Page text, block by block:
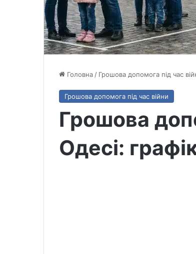
Головна / Грошова допомога під час
Грошова допомога під час війни
Грошова
Одесі: